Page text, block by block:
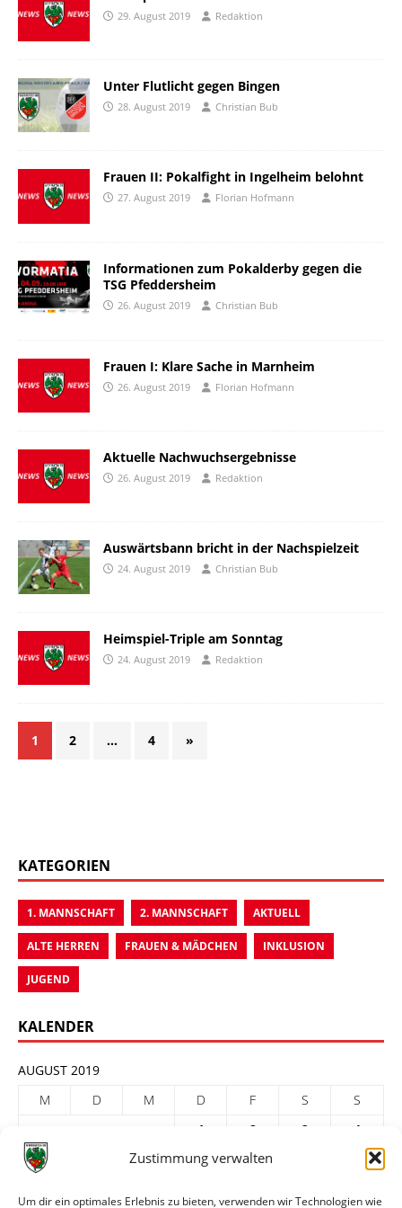
Zustimmung verwalten
Um dir ein optimales Erlebnis zu bieten, verwenden wir Technologien wie
29. August 2019 Redaktion
Unter Flutlicht gegen Bingen
28. August 2019 Christian Bub
Frauen II: Pokalfight in Ingelheim belohnt
27. August 2019 Florian Hofmann
Informationen zum Pokalderby gegen die
TSG Pfeddersheim
26. August 2019 Christian Bub
Frauen I: Klare Sache in Marnheim
26. August 2019 Florian Hofmann
Aktuelle Nachwuchsergebnisse
26. August 2019 Redaktion
Auswärtsbann bricht in der Nachspielzeit
24. August 2019 Christian Bub
Heimspiel-Triple am Sonntag
24. August 2019 Redaktion
1 2 … 4 »
KATEGORIEN
1. MANNSCHAFT 2. MANNSCHAFT AKTUELL
ALTE HERREN FRAUEN & MÄDCHEN INKLUSION
JUGEND
KALENDER
AUGUST 2019
M
D M D F S
S
1
2 3
4
5
7 8 9